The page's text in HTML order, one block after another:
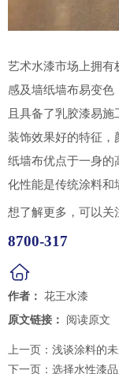
艺术水漆市场上拥有
感及墙纸墙布易变色
且具备了乳胶漆易
装饰效果好的特征
纸墙布优点于一身的
化性能是传统涂料和
想了解更多，可以关
8700-317
作者： 花王水漆
原文链接：
阅读原文
上一页： 浅谈涂料的
下一页： 选择水性漆